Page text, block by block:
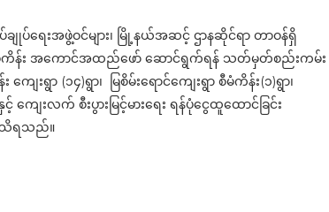
ရေးအဖွဲ့ဝင်များ၊ မြို့နယ်အဆင့် ဌာနဆိုင်ရာ တာဝန်ရှိ
မံကိန်း အကောင်အထည်ဖော် ဆောင်ရွက်ရန် သတ်မှတ်စည်းကမ်း
ရွာ (၁၄)ရွာ၊ မြစိမ်းရောင်ကျေးရွာ စီမံကိန်း(၁)ရွာ၊
ကျေးလက် စီးပွားမြင့်မားရေး ရန်ပုံငွေထူထောင်ခြင်း
သိရသည်။